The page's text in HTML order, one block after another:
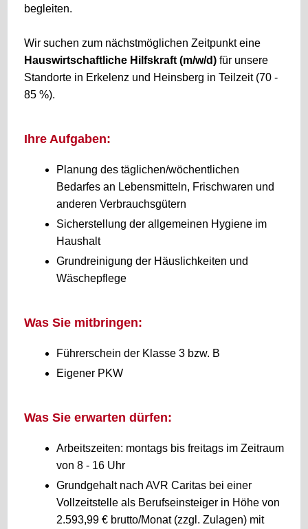
begleiten.
Wir suchen zum nächstmöglichen Zeitpunkt eine
Hauswirtschaftliche Hilfskraft (m/w/d) für unsere
Standorte in Erkelenz und Heinsberg in Teilzeit (70 -
85 %).
Ihre Aufgaben:
Planung des täglichen/wöchentlichen
Bedarfes an Lebensmitteln, Frischwaren und
anderen Verbrauchsgütern
Sicherstellung der allgemeinen Hygiene im
Haushalt
Grundreinigung der Häuslichkeiten und
Wäschepflege
Was Sie mitbringen:
Führerschein der Klasse 3 bzw. B
Eigener PKW
Was Sie erwarten dürfen:
Arbeitszeiten: montags bis freitags im Zeitraum
von 8 - 16 Uhr
Grundgehalt nach AVR Caritas bei einer
Vollzeitstelle als Berufseinsteiger in Höhe von
2.593,99 € brutto/Monat (zzgl. Zulagen) mit